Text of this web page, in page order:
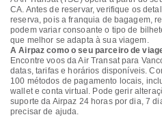
CA. Antes de reservar, verifique os
reserva, pois a franquia de bagagem,
podem variar consoante o tipo de
que melhor se adapta à sua viagem.
A Airpaz como o seu parceiro de
Encontre voos da Air Transat para
datas, tarifas e horários disponíveis.
100 métodos de pagamento locais,
wallet e conta virtual. Pode gerir
suporte da Airpaz 24 horas por dia, 7
precisar de ajuda.